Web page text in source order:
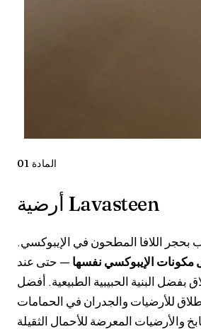
المادة 01
أرضية Lavasteen
اللافا المطحون في الإيبوكسي.
مكونات الإيبوكسي نفسها — حتى عند
بفضل البنية الحبيبية الطبيعية. أفضل
للأرضيات والجدران في الحمامات